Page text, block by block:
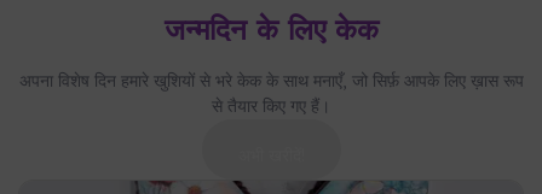
जन्मदिन के लिए केक
अपना विशेष दिन हमारे खुशियों से भरे केक के साथ मनाएँ, जो सिर्फ़ आपके लिए ख़ास रूप
से तैयार किए गए हैं।